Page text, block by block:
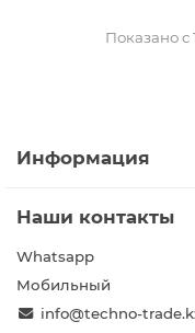
Показано с
Информация
Наши контакты
Whatsapp
Мобильный
info@techno-